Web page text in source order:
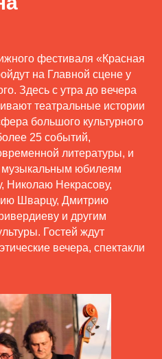
фестиваля «Красная
на Главной сцене у
Здесь с утра до вечера
театральные истории
большого культурного
25 событий,
литературы, и
юбилеям
Николаю Некрасову,
Шварцу, Дмитрию
и другим
Гостей ждут
вечера, спектакли